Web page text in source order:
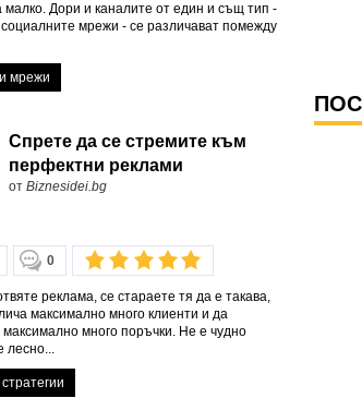
малко. Дори и каналите от един и същ тип -
социалните мрежи - се различават помежду
мрежи
Спрете да се стремите към
перфектни реклами
от Biznesidei.bg
0
реклама, се стараете тя да е такава,
максимално много клиенти и да
много поръчки. Не е чудно
лесно...